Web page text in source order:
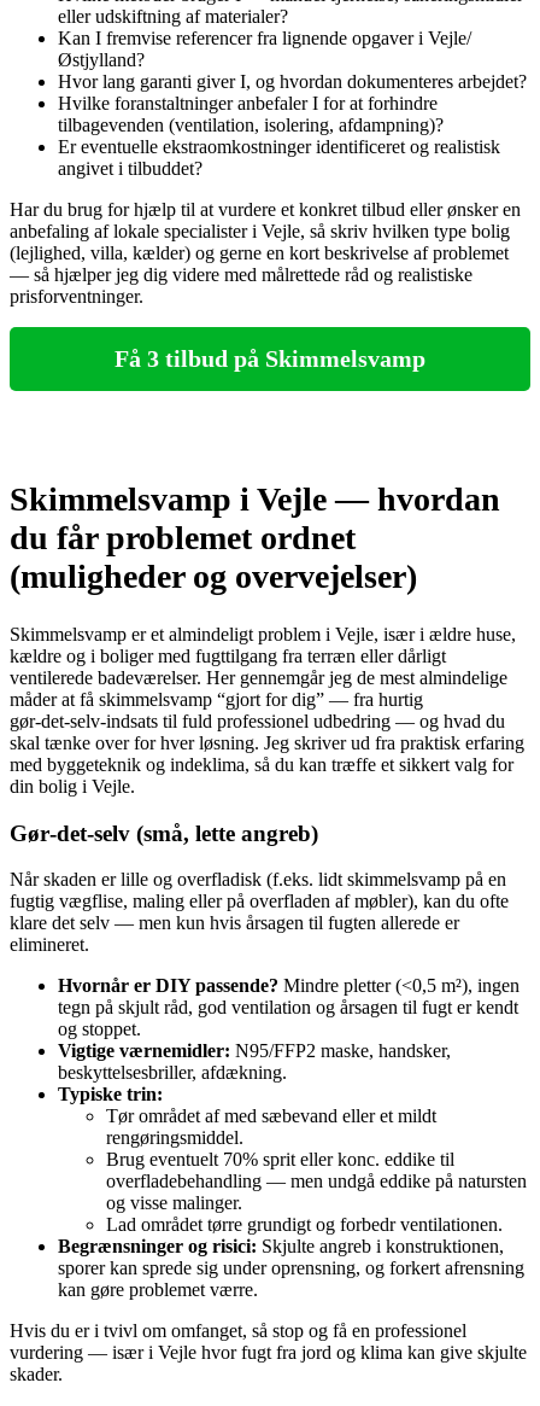
eller udskiftning af materialer?
Kan I fremvise referencer fra lignende opgaver i Vejle/
Østjylland?
Hvor lang garanti giver I, og hvordan dokumenteres arbejdet?
Hvilke foranstaltninger anbefaler I for at forhindre
tilbagevenden (ventilation, isolering, afdampning)?
Er eventuelle ekstraomkostninger identificeret og realistisk
angivet i tilbuddet?
Har du brug for hjælp til at vurdere et konkret tilbud eller ønsker en
anbefaling af lokale specialister i Vejle, så skriv hvilken type bolig
(lejlighed, villa, kælder) og gerne en kort beskrivelse af problemet
— så hjælper jeg dig videre med målrettede råd og realistiske
prisforventninger.
Få 3 tilbud på Skimmelsvamp
Skimmelsvamp i Vejle — hvordan
du får problemet ordnet
(muligheder og overvejelser)
Skimmelsvamp er et almindeligt problem i Vejle, især i ældre huse,
kældre og i boliger med fugttilgang fra terræn eller dårligt
ventilerede badeværelser. Her gennemgår jeg de mest almindelige
måder at få skimmelsvamp “gjort for dig” — fra hurtig
gør‑det‑selv‑indsats til fuld professionel udbedring — og hvad du
skal tænke over for hver løsning. Jeg skriver ud fra praktisk erfaring
med byggeteknik og indeklima, så du kan træffe et sikkert valg for
din bolig i Vejle.
Gør‑det‑selv (små, lette angreb)
Når skaden er lille og overfladisk (f.eks. lidt skimmelsvamp på en
fugtig vægflise, maling eller på overfladen af møbler), kan du ofte
klare det selv — men kun hvis årsagen til fugten allerede er
elimineret.
Hvornår er DIY passende? Mindre pletter (<0,5 m²), ingen
tegn på skjult råd, god ventilation og årsagen til fugt er kendt
og stoppet.
Vigtige værnemidler: N95/FFP2 maske, handsker,
beskyttelsesbriller, afdækning.
Typiske trin:
Tør området af med sæbevand eller et mildt
rengøringsmiddel.
Brug eventuelt 70% sprit eller konc. eddike til
overfladebehandling — men undgå eddike på natursten
og visse malinger.
Lad området tørre grundigt og forbedr ventilationen.
Begrænsninger og risici: Skjulte angreb i konstruktionen,
sporer kan sprede sig under oprensning, og forkert afrensning
kan gøre problemet værre.
Hvis du er i tvivl om omfanget, så stop og få en professionel
vurdering — især i Vejle hvor fugt fra jord og klima kan give skjulte
skader.